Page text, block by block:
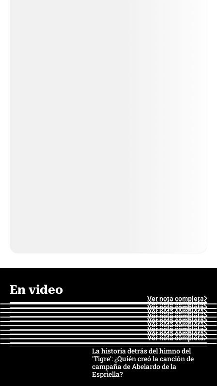
En video
Ver nota completa
Ver nota completa
Ver nota completa
Ver nota completa
Ver nota completa
Ver nota completa
Ver nota completa
Ver nota completa
Ver nota completa
Ver nota completa
La historia detrás del himno del
'Tigre': ¿Quién creó la canción de
campaña de Abelardo de la
Espriella?